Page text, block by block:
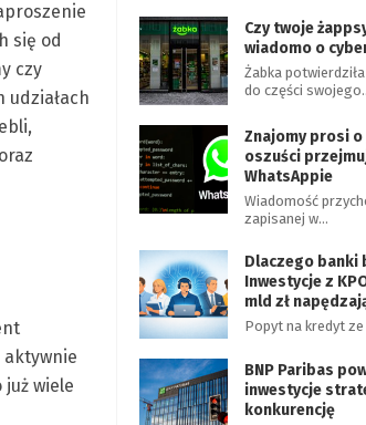
się od
czy
udziałach
aktywnie
wiele
Czy twoje
wiadomo o
Żabka
do części
Znajomy prosi o
oszuści
WhatsAppie
Wiadomość
zapisanej w…
Dlaczego banki
Inwestycje z
mld zł
Popyt na kredyt
BNP Paribas
inwestycje
konkurencję